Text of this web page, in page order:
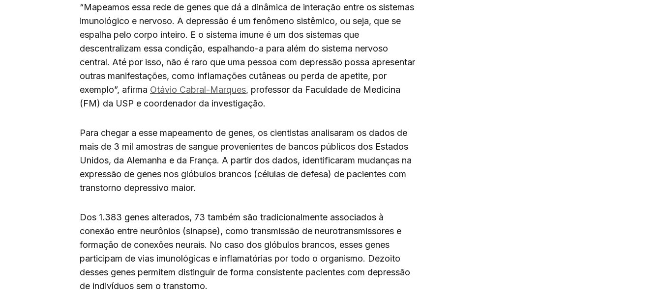
“Mapeamos essa rede de genes que dá a dinâmica de interação entre os sistemas
imunológico e nervoso. A depressão é um fenômeno sistêmico, ou seja, que se
espalha pelo corpo inteiro. E o sistema imune é um dos sistemas que
descentralizam essa condição, espalhando-a para além do sistema nervoso
central. Até por isso, não é raro que uma pessoa com depressão possa apresentar
outras manifestações, como inflamações cutâneas ou perda de apetite, por
exemplo”, afirma Otávio Cabral-Marques, professor da Faculdade de Medicina
(FM) da USP e coordenador da investigação.
Para chegar a esse mapeamento de genes, os cientistas analisaram os dados de
mais de 3 mil amostras de sangue provenientes de bancos públicos dos Estados
Unidos, da Alemanha e da França. A partir dos dados, identificaram mudanças na
expressão de genes nos glóbulos brancos (células de defesa) de pacientes com
transtorno depressivo maior.
Dos 1.383 genes alterados, 73 também são tradicionalmente associados à
conexão entre neurônios (sinapse), como transmissão de neurotransmissores e
formação de conexões neurais. No caso dos glóbulos brancos, esses genes
participam de vias imunológicas e inflamatórias por todo o organismo. Dezoito
desses genes permitem distinguir de forma consistente pacientes com depressão
de indivíduos sem o transtorno.